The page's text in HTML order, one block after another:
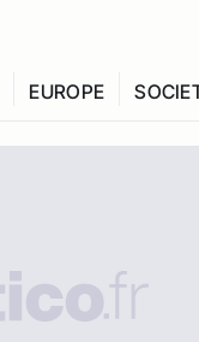
EUROPE